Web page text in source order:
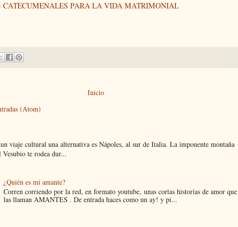
CATECUMENALES PARA LA VIDA MATRIMONIAL
Inicio
(Atom)
viaje cultural una alternativa es Nápoles, al sur de Italia. La imponente montaña
te rodea dur...
¿Quién es mi amante?
Corren corriendo por la red, en formato youtube, unas cortas historias de amor que
las llaman AMANTES . De entrada haces como un ay! y pi...